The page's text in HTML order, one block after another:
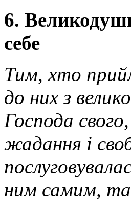
6.
себе
Тим, хто
до них з
Господа
жадання і
ним самим,